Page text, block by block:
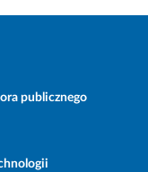
publicznego